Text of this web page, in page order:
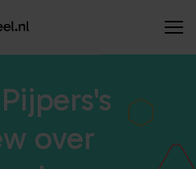
over